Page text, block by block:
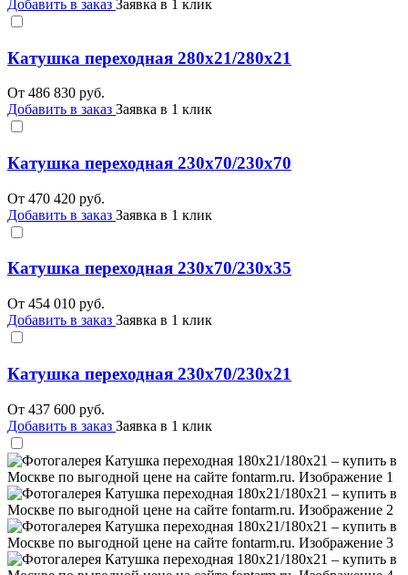
Добавить в заказ Заявка в 1 клик
Катушка переходная 280х21/280х21
От 486 830 руб.
Добавить в заказ Заявка в 1 клик
Катушка переходная 230х70/230х70
От 470 420 руб.
Добавить в заказ Заявка в 1 клик
Катушка переходная 230х70/230х35
От 454 010 руб.
Добавить в заказ Заявка в 1 клик
Катушка переходная 230х70/230х21
От 437 600 руб.
Добавить в заказ Заявка в 1 клик